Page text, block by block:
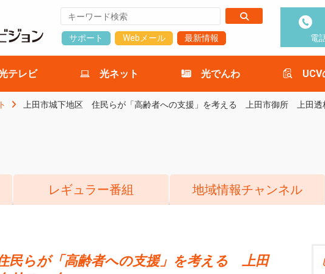
サポート Webメール 最新情報 電
テレビ 光ネット 光でんわ UCV
上田市城下地区 住民らが「高齢者への支援」を考える 上田市御所 上田透
レギュラー番組 地域情報チャンネル
民らが「高齢者への支援」を考える 上田